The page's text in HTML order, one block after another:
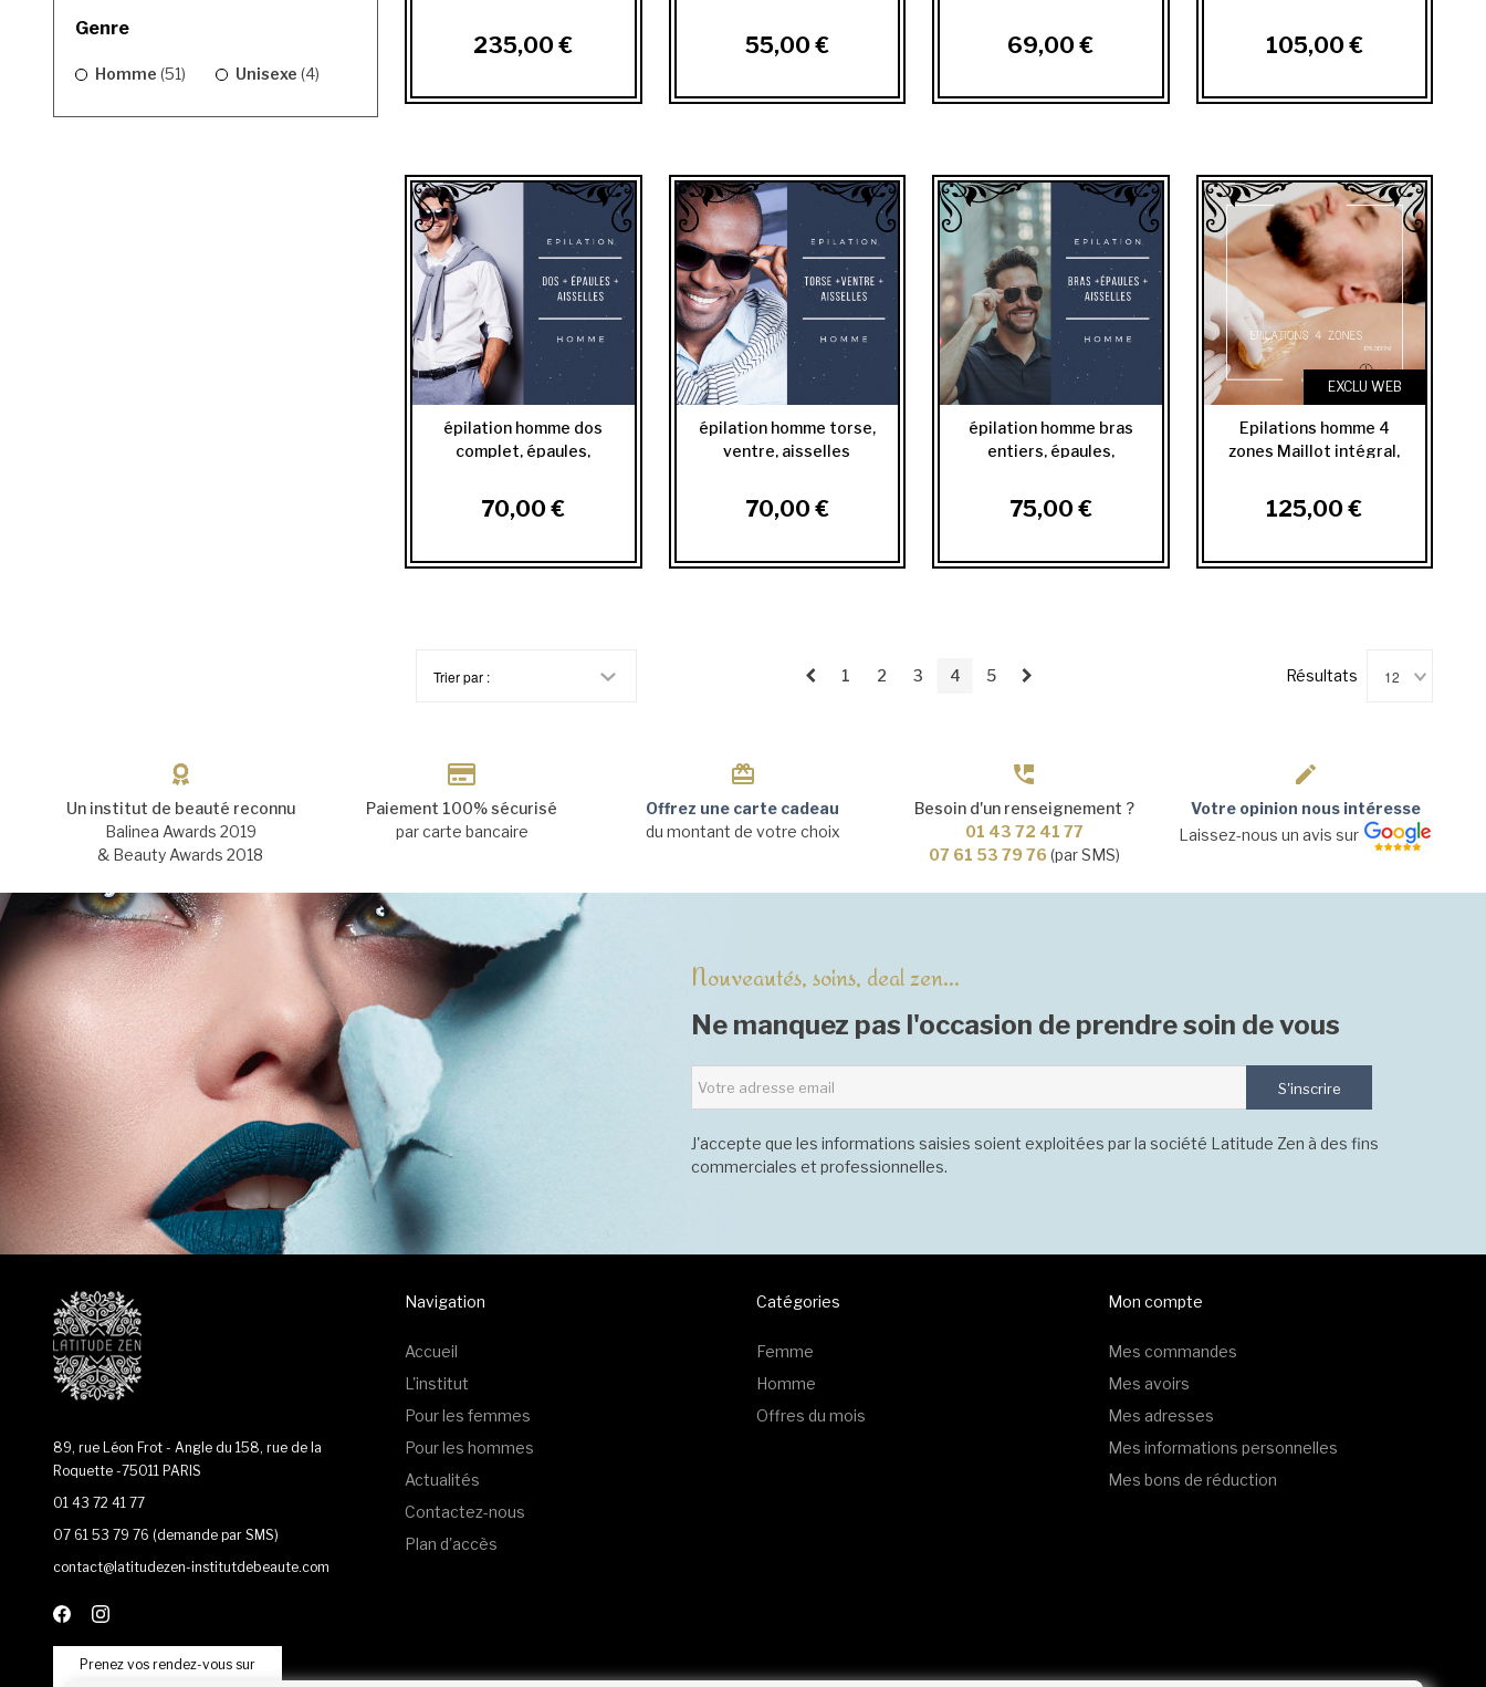
235,00 € 55,00 € 69,00 € 105,00 €
épilation homme dos
complet, épaules,
70,00 €
épilation homme torse,
ventre, aisselles
70,00 €
épilation homme bras
entiers, épaules,
75,00 €
EXCLU WEB
Epilations homme 4
zones Maillot intégral,
125,00 €
Résultats
1 2 3 4 5
Genre
Homme (51) Unisexe (4)
Un institut de beauté reconnu
Balinea Awards 2019
& Beauty Awards 2018
Paiement 100% sécurisé
par carte bancaire
Offrez une carte cadeau
du montant de votre choix
Besoin d'un renseignement ?
01 43 72 41 77
07 61 53 79 76 (par SMS)
Votre opinion nous intéresse
Laissez-nous un avis sur
Nouveautés, soins, deal zen...
Ne manquez pas l'occasion de prendre soin de vous
S'inscrire
J'accepte que les informations saisies soient exploitées par la société Latitude Zen à des fins
commerciales et professionnelles.
89, rue Léon Frot - Angle du 158, rue de la
Roquette -75011 PARIS
01 43 72 41 77
07 61 53 79 76 (demande par SMS)
contact@latitudezen-institutdebeaute.com
Prenez vos rendez-vous sur
Navigation
Accueil
L'institut
Pour les femmes
Pour les hommes
Actualités
Contactez-nous
Plan d'accès
Catégories
Femme
Homme
Offres du mois
Mon compte
Mes commandes
Mes avoirs
Mes adresses
Mes informations personnelles
Mes bons de réduction